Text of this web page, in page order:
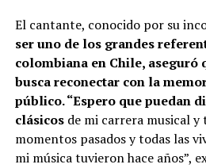
El cantante, conocido por su
ser uno de los grandes
colombiana en Chile, aseguró
busca reconectar con la
público. “Espero que puedan
clásicosde mi carrera musical y
momentos pasados y todas las
mi música tuvieron hace años”,